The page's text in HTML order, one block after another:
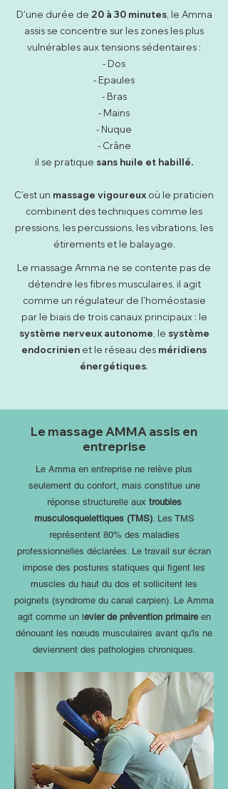
D'une durée de 20 à 30 minutes, le Amma
assis se concentre sur les zones les plus
vulnérables aux tensions sédentaires :
- Dos
- Epaules
- Bras
- Mains
- Nuque
- Crâne
il se pratique sans huile et habillé.
C'est un massage vigoureux où le praticien
combinent des techniques comme les
pressions, les percussions, les vibrations, les
étirements et le balayage.
Le massage Amma ne se contente pas de
détendre les fibres musculaires, il agit
comme un régulateur de l'homéostasie
par le biais de trois canaux principaux : le
système nerveux autonome , le système
endocrinien et le réseau des méridiens
énergétiques.
Le massage AMMA assis en
entreprise
Le Amma en entreprise ne relève plus
seulement du confort, mais constitue une
réponse structurelle aux troubles
musculosquelettiques (TMS). Les TMS
représentent 80% des maladies
professionnelles déclarées. Le travail sur écran
impose des postures statiques qui figent les
muscles du haut du dos et sollicitent les
poignets (syndrome du canal carpien). Le Amma
agit comme un levier de prévention primaireen
dénouant les nœuds musculaires avant qu'ls ne
deviennent des pathologies chroniques.